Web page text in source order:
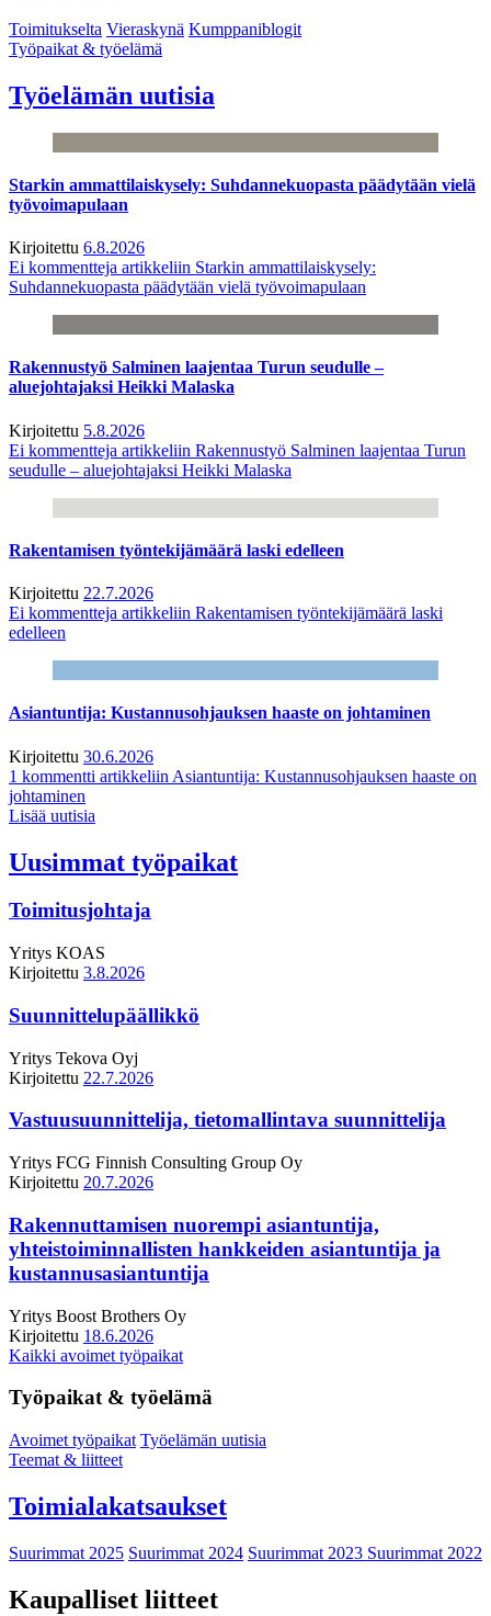
Toimitukselta Vieraskynä Kumppaniblogit
Työpaikat & työelämä
Työelämän uutisia
Starkin ammattilaiskysely: Suhdannekuopasta päädytään vielä
työvoimapulaan
Kirjoitettu 6.8.2026
Ei kommentteja artikkeliin Starkin ammattilaiskysely:
Suhdannekuopasta päädytään vielä työvoimapulaan
Rakennustyö Salminen laajentaa Turun seudulle –
aluejohtajaksi Heikki Malaska
Kirjoitettu 5.8.2026
Ei kommentteja artikkeliin Rakennustyö Salminen laajentaa Turun
seudulle – aluejohtajaksi Heikki Malaska
Rakentamisen työntekijämäärä laski edelleen
Kirjoitettu 22.7.2026
Ei kommentteja artikkeliin Rakentamisen työntekijämäärä laski
edelleen
Asiantuntija: Kustannusohjauksen haaste on johtaminen
Kirjoitettu 30.6.2026
1 kommentti artikkeliin Asiantuntija: Kustannusohjauksen haaste on
johtaminen
Lisää uutisia
Uusimmat työpaikat
Toimitusjohtaja
Yritys KOAS
Kirjoitettu 3.8.2026
Suunnittelupäällikkö
Yritys Tekova Oyj
Kirjoitettu 22.7.2026
Vastuusuunnittelija, tietomallintava suunnittelija
Yritys FCG Finnish Consulting Group Oy
Kirjoitettu 20.7.2026
Rakennuttamisen nuorempi asiantuntija,
yhteistoiminnallisten hankkeiden asiantuntija ja
kustannusasiantuntija
Yritys Boost Brothers Oy
Kirjoitettu 18.6.2026
Kaikki avoimet työpaikat
Työpaikat & työelämä
Avoimet työpaikat Työelämän uutisia
Teemat & liitteet
Toimialakatsaukset
Suurimmat 2025 Suurimmat 2024 Suurimmat 2023 Suurimmat 2022
Kaupalliset liitteet